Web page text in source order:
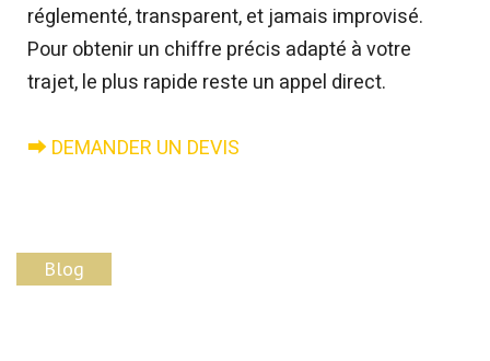
réglementé, transparent, et jamais improvisé.
Pour obtenir un chiffre précis adapté à votre
trajet, le plus rapide reste un appel direct.
⮕ DEMANDER UN DEVIS
Blog